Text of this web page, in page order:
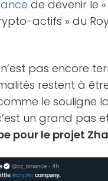
de devenir le
actifs » du
pas encore
restent à
le souligne la
un grand pas
pour le projet